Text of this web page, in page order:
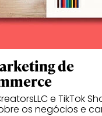
de
e TikTok
os negócios e